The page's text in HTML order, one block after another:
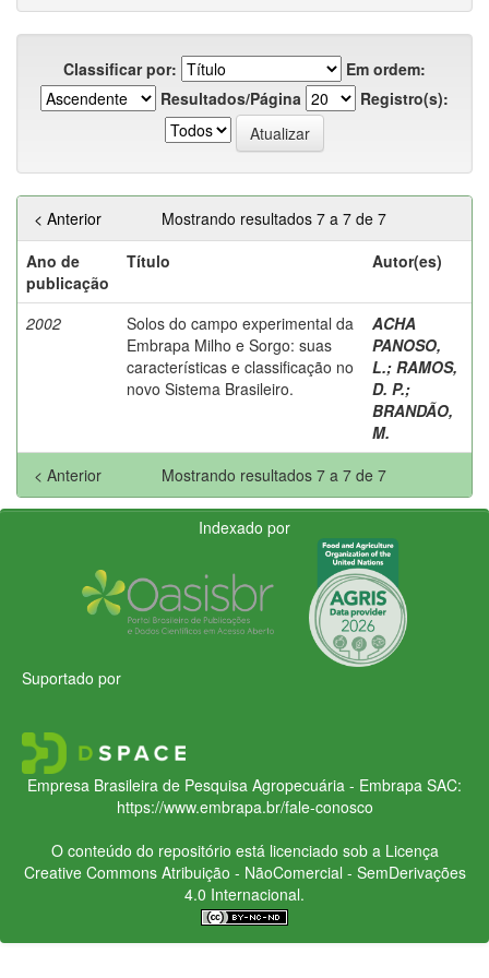
Classificar por:
Em ordem:
Resultados/Página
Registro(s):
Mostrando resultados 7 a 7 de 7
< Anterior
Ano de
publicação
Título Autor(es)
2002
Solos do campo experimental da
Embrapa Milho e Sorgo: suas
características e classificação no
novo Sistema Brasileiro.
ACHA
PANOSO,
L.; RAMOS,
D. P.;
BRANDÃO,
M.
Mostrando resultados 7 a 7 de 7
< Anterior
Indexado por
Suportado por
Empresa Brasileira de Pesquisa Agropecuária - Embrapa SAC:
https://www.embrapa.br/fale-conosco
O conteúdo do repositório está licenciado sob a Licença
Creative CommonsAtribuição - NãoComercial - SemDerivações
4.0 Internacional.